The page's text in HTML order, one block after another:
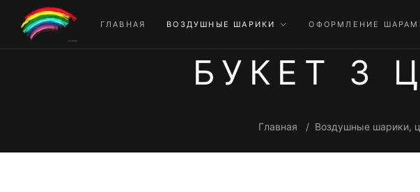
ГЛАВНАЯ ВОЗДУШНЫЕ ШАРИКИ ОФОРМЛЕНИЕ
БУКЕТ 3
Главная Воздушные шарики,